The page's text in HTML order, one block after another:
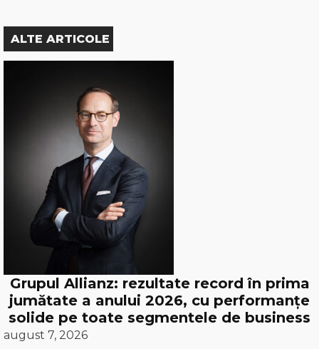
ALTE ARTICOLE
Grupul Allianz: rezultate record în prima
jumătate a anului 2026, cu performanțe
solide pe toate segmentele de business
august 7, 2026